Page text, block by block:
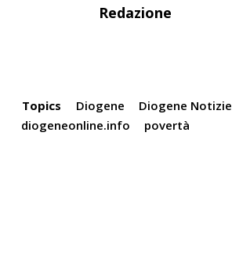
Redazione
Topics Diogene Diogene Notizie
diogeneonline.info
povertà